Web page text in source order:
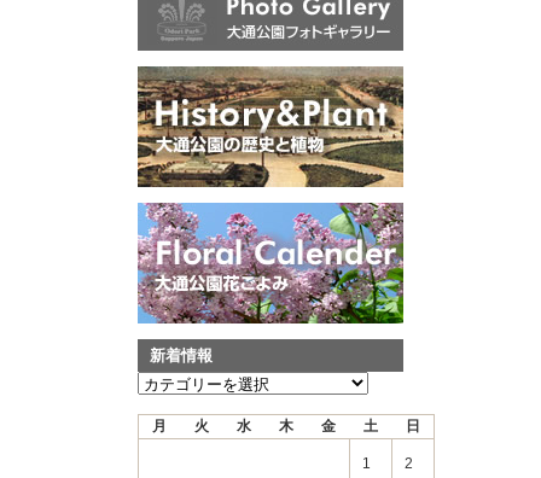
新着情報
新
月 火 水 木 金 土 日
1 2